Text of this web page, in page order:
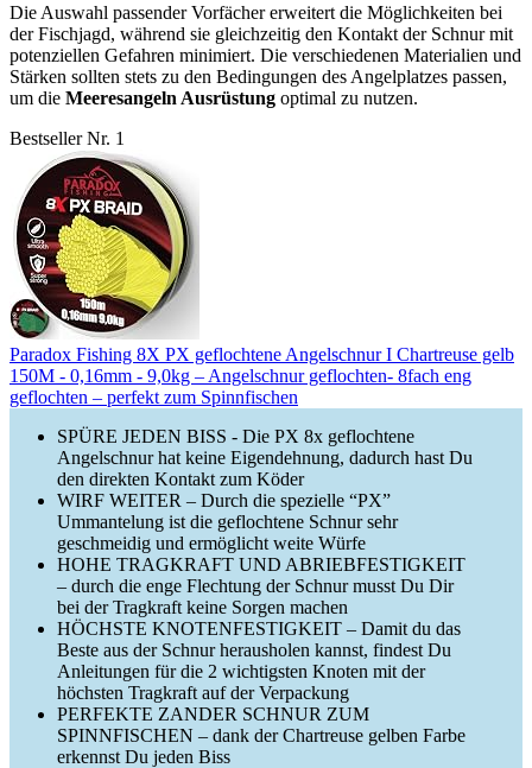
Die Auswahl passender Vorfächer erweitert die Möglichkeiten bei
der Fischjagd, während sie gleichzeitig den Kontakt der Schnur mit
potenziellen Gefahren minimiert. Die verschiedenen Materialien und
Stärken sollten stets zu den Bedingungen des Angelplatzes passen,
um die Meeresangeln Ausrüstung optimal zu nutzen.
Bestseller Nr. 1
Paradox Fishing 8X PX geflochtene Angelschnur I Chartreuse gelb
150M - 0,16mm - 9,0kg – Angelschnur geflochten- 8fach eng
geflochten – perfekt zum Spinnfischen
SPÜRE JEDEN BISS - Die PX 8x geflochtene
Angelschnur hat keine Eigendehnung, dadurch hast Du
den direkten Kontakt zum Köder
WIRF WEITER – Durch die spezielle “PX”
Ummantelung ist die geflochtene Schnur sehr
geschmeidig und ermöglicht weite Würfe
HOHE TRAGKRAFT UND ABRIEBFESTIGKEIT
– durch die enge Flechtung der Schnur musst Du Dir
bei der Tragkraft keine Sorgen machen
HÖCHSTE KNOTENFESTIGKEIT – Damit du das
Beste aus der Schnur herausholen kannst, findest Du
Anleitungen für die 2 wichtigsten Knoten mit der
höchsten Tragkraft auf der Verpackung
PERFEKTE ZANDER SCHNUR ZUM
SPINNFISCHEN – dank der Chartreuse gelben Farbe
erkennst Du jeden Biss